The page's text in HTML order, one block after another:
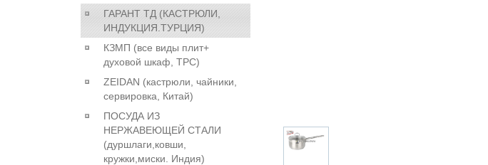
ГАРАНТ ТД (КАСТРЮЛИ,
ИНДУКЦИЯ.ТУРЦИЯ)
КЗМП (все виды плит+
духовой шкаф, ТРС)
ZEIDAN (кастрюли, чайники,
сервировка, Китай)
ПОСУДА ИЗ
НЕРЖАВЕЮЩЕЙ СТАЛИ
(дуршлаги,ковши,
кружки,миски. Индия)